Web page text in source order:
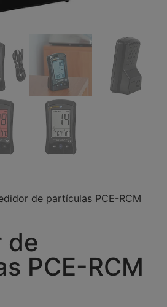
de partículas PCE-RCM
de
PCE-RCM